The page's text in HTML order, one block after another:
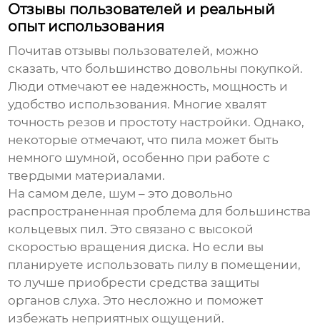
Отзывы пользователей и реальный
опыт использования
Почитав отзывы пользователей, можно
сказать, что большинство довольны покупкой.
Люди отмечают ее надежность, мощность и
удобство использования. Многие хвалят
точность резов и простоту настройки. Однако,
некоторые отмечают, что пила может быть
немного шумной, особенно при работе с
твердыми материалами.
На самом деле, шум – это довольно
распространенная проблема для большинства
кольцевых пил. Это связано с высокой
скоростью вращения диска. Но если вы
планируете использовать пилу в помещении,
то лучше приобрести средства защиты
органов слуха. Это несложно и поможет
избежать неприятных ощущений.